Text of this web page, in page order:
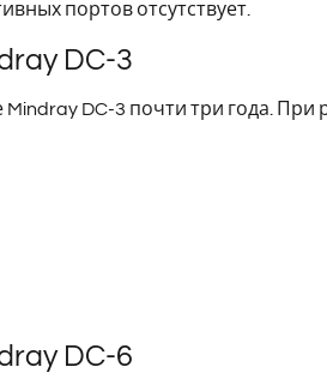
портов отсутствует.
DC-3
DC-3 почти три года. При
DC-6